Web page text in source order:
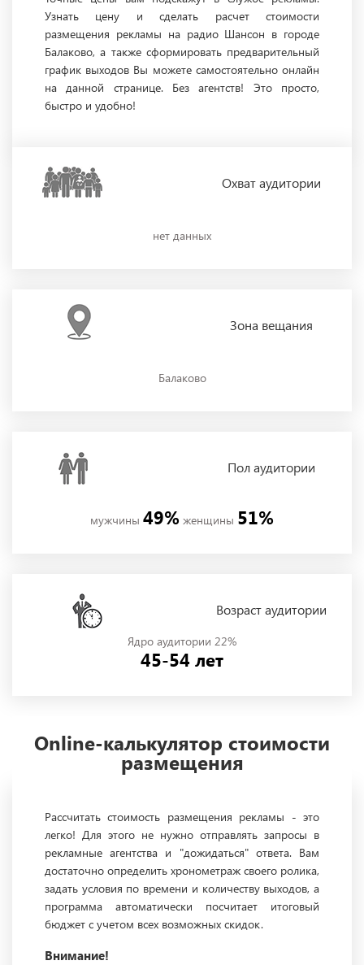
Узнать цену и сделать расчет стоимости
размещения рекламы на радио Шансон в городе
Балаково, а также сформировать предварительный
график выходов Вы можете самостоятельно онлайн
на данной странице. Без агентств! Это просто,
быстро и удобно!
Охватаудитории
нет данных
Зона вещания
Балаково
Полаудитории
мужчины 49% женщины 51%
Возраст аудитории
Ядро аудитории 22%
45-54 лет
Online-калькулятор стоимости
размещения
Рассчитать стоимость размещения рекламы - это
легко! Для этого не нужно отправлять запросы в
рекламные агентства и "дожидаться" ответа. Вам
достаточно определить хронометраж своего ролика,
задать условия по времени и количеству выходов, а
программа автоматически посчитает итоговый
бюджет с учетом всех возможных скидок.
Внимание!